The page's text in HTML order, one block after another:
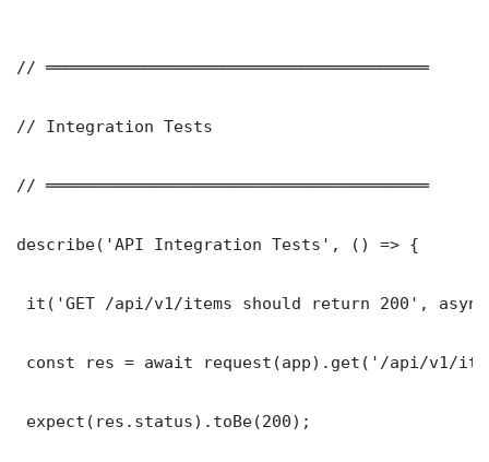
// ═══════════════════════════════════════
// Integration Tests
// ═══════════════════════════════════════
describe('API Integration Tests', () => {
it('GET /api/v1/items should return 200',
const res = await request(app).get('/api/v1/
expect(res.status).toBe(200);